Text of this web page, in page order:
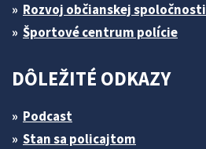
Rozvoj občianskej spoločnosti
Športové centrum polície
DÔLEŽITÉ ODKAZY
Podcast
Stan sa policajtom